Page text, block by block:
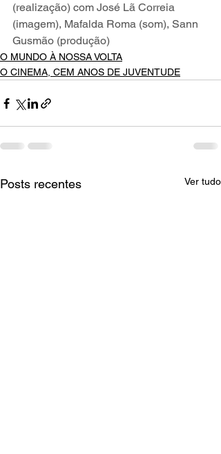
(realização) com José Lã Correia
(imagem), Mafalda Roma (som), Sann
Gusmão (produção)
O MUNDO À NOSSA VOLTA
O CINEMA, CEM ANOS DE JUVENTUDE
Posts recentes Ver tudo